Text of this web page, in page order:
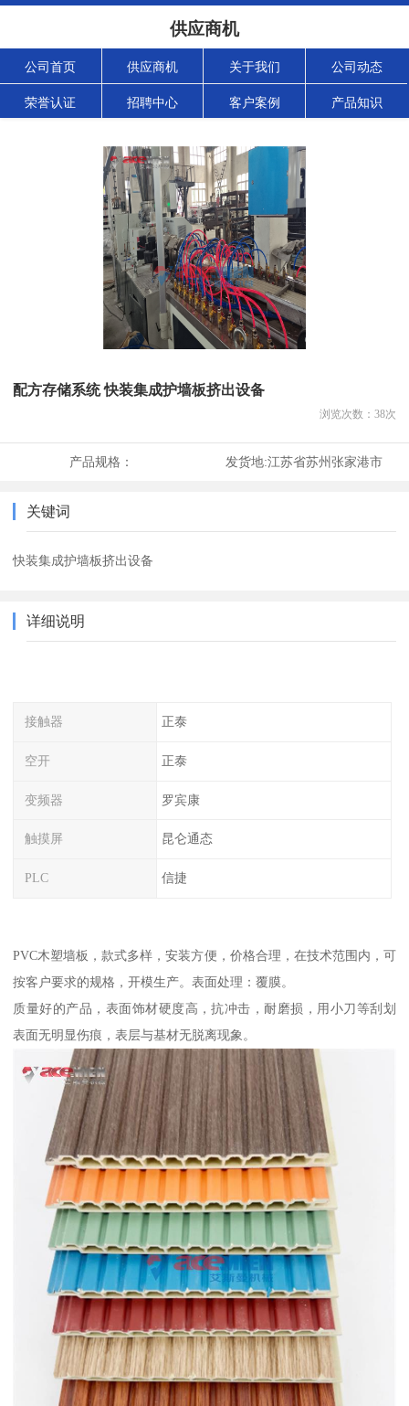
供应商机
公司首页 供应商机 关于我们 公司动态
荣誉认证 招聘中心 客户案例 产品知识
配方存储系统 快装集成护墙板挤出设备
浏览次数： 38次
产品规格： 发货地:江苏省苏州张家港市
关键词
快装集成护墙板挤出设备
详细说明
接触器 正泰
空开 正泰
变频器 罗宾康
触摸屏 昆仑通态
PLC 信捷
PVC木塑墙板，款式多样，安装方便，价格合理，在技术范围内，可
按客户要求的规格，开模生产。表面处理：覆膜。
质量好的产品，表面饰材硬度高，抗冲击，耐磨损，用小刀等刮划
表面无明显伤痕，表层与基材无脱离现象。